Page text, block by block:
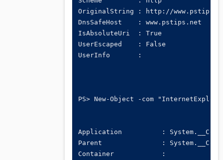
OriginalString : http://
DnsSafeHost    : www.pstips.net
IsAbsoluteUri  : True
UserEscaped    : False
UserInfo       :
PS> New-Object -com
Application          :
Parent               :
Container            :